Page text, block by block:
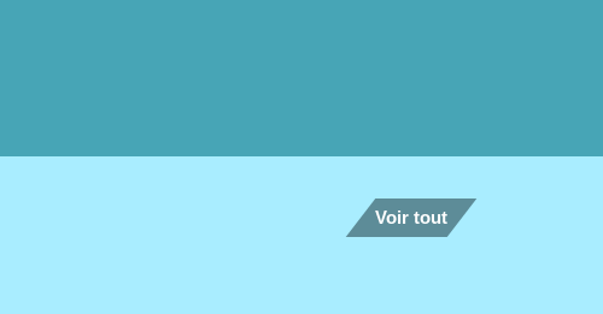
Voir tout